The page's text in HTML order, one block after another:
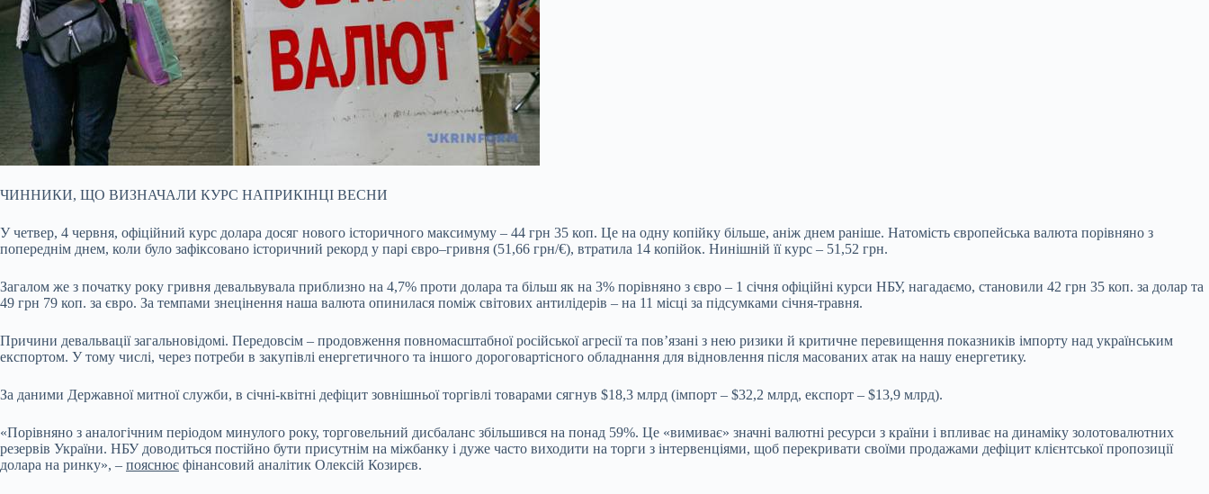
ЧИННИКИ, ЩО ВИЗНАЧАЛИ КУРС НАПРИКІНЦІ ВЕСНИ
У четвер, 4 червня, офіційний курс долара досяг нового історичного максимуму – 44 грн 35 коп. Це на одну копійку більше, аніж днем раніше. Натомість європейська валюта порівняно з
попереднім днем, коли було зафіксовано історичний рекорд у парі євро–гривня (51,66 грн/€), втратила 14 копійок. Нинішній її курс – 51,52 грн.
Загалом же з початку року гривня девальвувала приблизно на 4,7% проти долара та більш як на 3% порівняно з євро – 1 січня офіційні курси НБУ, нагадаємо, становили 42 грн 35 коп. за долар та
49 грн 79 коп. за євро. За темпами знецінення наша валюта опинилася поміж світових антилідерів – на 11 місці за підсумками січня-травня.
Причини девальвації загальновідомі. Передовсім – продовження повномасштабної російської агресії та пов’язані з нею ризики й критичне перевищення показників імпорту над українським
експортом. У тому числі, через потреби в закупівлі енергетичного та іншого дороговартісного обладнання для відновлення після масованих атак на нашу енергетику.
За даними Державної митної служби, в січні-квітні дефіцит зовнішньої торгівлі товарами сягнув $18,3 млрд (імпорт – $32,2 млрд, експорт – $13,9 млрд).
«Порівняно з аналогічним періодом минулого року, торговельний дисбаланс збільшився на понад 59%. Це «вимиває» значні валютні ресурси з країни і впливає на динаміку золотовалютних
резервів України. НБУ доводиться постійно бути присутнім на міжбанку і дуже часто виходити на торги з інтервенціями, щоб перекривати своїми продажами дефіцит клієнтської пропозиції
долара на ринку», – пояснює фінансовий аналітик Олексій Козирєв.